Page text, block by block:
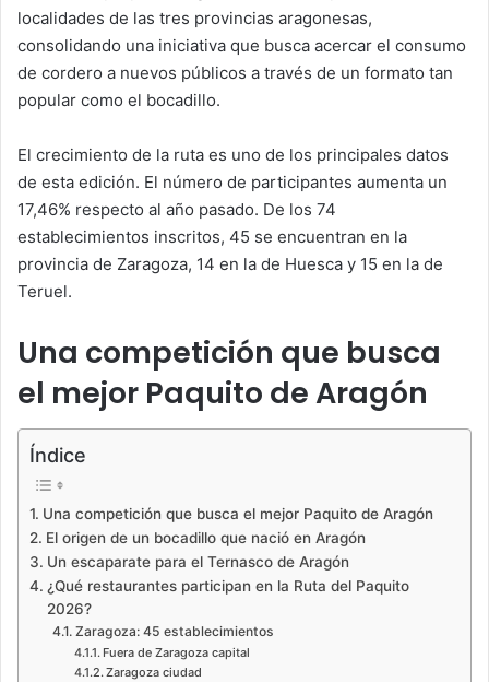
localidades de las tres provincias aragonesas,
consolidando una iniciativa que busca acercar el consumo
de cordero a nuevos públicos a través de un formato tan
popular como el bocadillo.
El crecimiento de la ruta es uno de los principales datos
de esta edición. El número de participantes aumenta un
17,46% respecto al año pasado. De los 74
establecimientos inscritos, 45 se encuentran en la
provincia de Zaragoza, 14 en la de Huesca y 15 en la de
Teruel.
Una competición que busca
el mejor Paquito de Aragón
Índice
Una competición que busca el mejor Paquito de Aragón
El origen de un bocadillo que nació en Aragón
Un escaparate para el Ternasco de Aragón
¿Qué restaurantes participan en la Ruta del Paquito
2026?
Zaragoza: 45 establecimientos
Fuera de Zaragoza capital
Zaragoza ciudad